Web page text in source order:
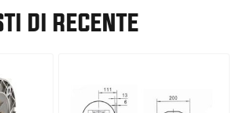
DI RECENTE